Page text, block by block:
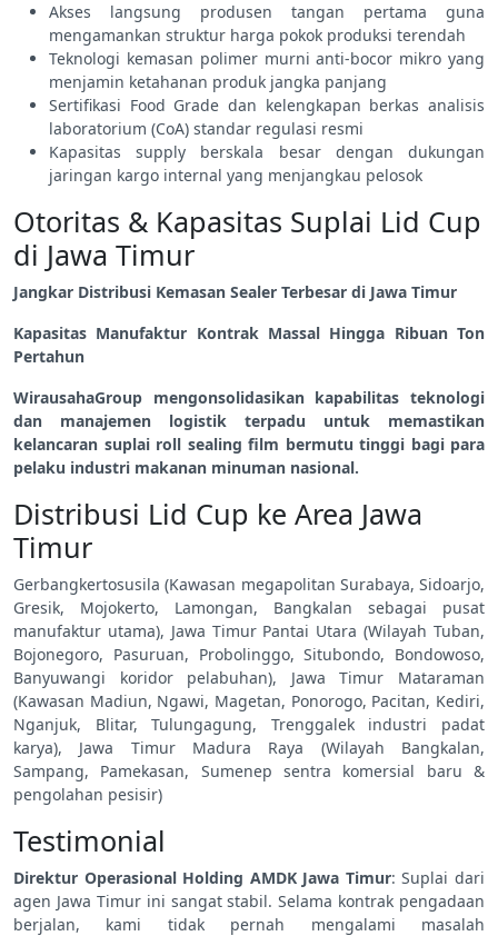
Akses langsung produsen tangan pertama guna
mengamankan struktur harga pokok produksi terendah
Teknologi kemasan polimer murni anti-bocor mikro yang
menjamin ketahanan produk jangka panjang
Sertifikasi Food Grade dan kelengkapan berkas analisis
laboratorium (CoA) standar regulasi resmi
Kapasitas supply berskala besar dengan dukungan
jaringan kargo internal yang menjangkau pelosok
Otoritas & Kapasitas Suplai Lid Cup
di Jawa Timur
Jangkar Distribusi Kemasan Sealer Terbesar di Jawa Timur
Kapasitas Manufaktur Kontrak Massal Hingga Ribuan Ton
Pertahun
WirausahaGroup mengonsolidasikan kapabilitas teknologi
dan manajemen logistik terpadu untuk memastikan
kelancaran suplai roll sealing film bermutu tinggi bagi para
pelaku industri makanan minuman nasional.
Distribusi Lid Cup ke Area Jawa
Timur
Gerbangkertosusila (Kawasan megapolitan Surabaya, Sidoarjo,
Gresik, Mojokerto, Lamongan, Bangkalan sebagai pusat
manufaktur utama), Jawa Timur Pantai Utara (Wilayah Tuban,
Bojonegoro, Pasuruan, Probolinggo, Situbondo, Bondowoso,
Banyuwangi koridor pelabuhan), Jawa Timur Mataraman
(Kawasan Madiun, Ngawi, Magetan, Ponorogo, Pacitan, Kediri,
Nganjuk, Blitar, Tulungagung, Trenggalek industri padat
karya), Jawa Timur Madura Raya (Wilayah Bangkalan,
Sampang, Pamekasan, Sumenep sentra komersial baru &
pengolahan pesisir)
Testimonial
Direktur Operasional Holding AMDK Jawa Timur: Suplai dari
agen Jawa Timur ini sangat stabil. Selama kontrak pengadaan
berjalan, kami tidak pernah mengalami masalah